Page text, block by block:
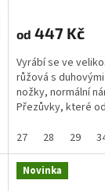
od 447 Kč
Vyrábí se ve
růžová s
nožky, normální
Přezůvky, které
27
28 29
Novinka